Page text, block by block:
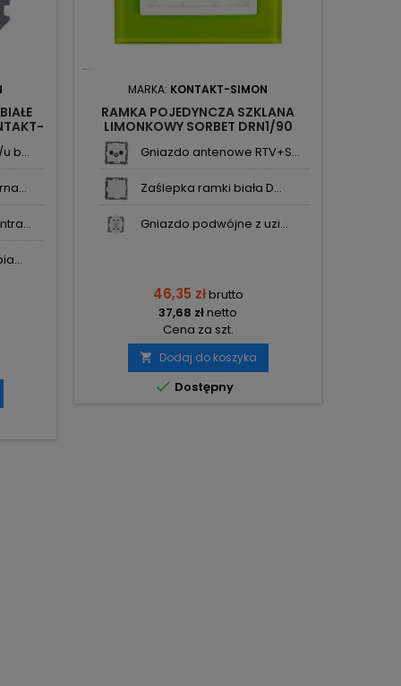
b...
MARKA: KONTAKT-SIMON
RAMKA POJEDYNCZA SZKLANA
LIMONKOWY SORBET DRN1/90
KONTAKT SIMON54 NATURE
Gniazdo antenowe RTV+S...
Zaślepka ramki biała D...
Gniazdo podwójne z uzi...
46,35 złbrutto
37,68 złnetto
Cena za szt.
 Dodaj do koszyka
 Dostępny